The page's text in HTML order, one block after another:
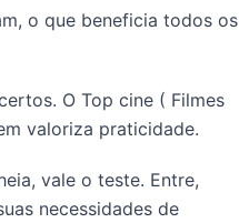
o que beneficia todos os
O Top cine ( Filmes
valoriza praticidade.
vale o teste. Entre,
necessidades de